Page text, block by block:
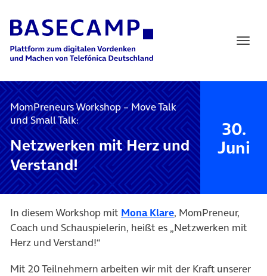
Main Navigation
MomPreneurs Workshop – Move Talk
und Small Talk:
Netzwerken mit Herz und
Verstand!
30.
Juni
In diesem Workshop mit Mona Klare, MomPreneur,
Coach und Schauspielerin, heißt es „Netzwerken mit
Herz und Verstand!“
Mit 20 Teilnehmern arbeiten wir mit der Kraft unserer